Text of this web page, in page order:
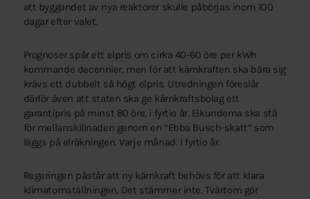
att byggandet av nya reaktorer skulle påbörjas inom 100
dagar efter valet.
Prognoser spår ett elpris om cirka 40-60 öre per kWh
kommande decennier, men för att kärnkraften ska bära sig
krävs ett dubbelt så högt elpris. Utredningen föreslår
därför även att staten ska ge kärnkraftsbolag ett
garantipris på minst 80 öre, i fyrtio år. Elkunderna ska stå
för mellanskillnaden genom en “Ebba Busch-skatt” som
läggs på elräkningen. Varje månad. I fyrtio år.
Regeringen påstår att ny kärnkraft behövs för att klara
klimatomställningen. Det stämmer inte. Tvärtom gör